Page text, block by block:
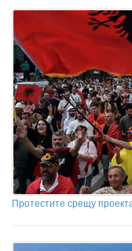
Протестите срещу